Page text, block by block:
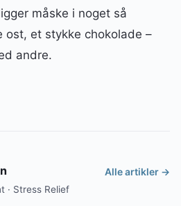
måske i noget så
ost, et stykke chokolade –
andre.
· Stress Relief
Alle artikler →